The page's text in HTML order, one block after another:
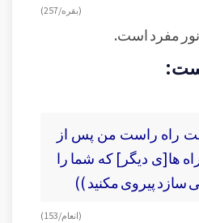
(بقره/ 257)
مفرد است.
راه راست من پس از
‏ها[ى ديگر] كه شما را
سازد پيروى مكنيد ))
(انعام/ 153)